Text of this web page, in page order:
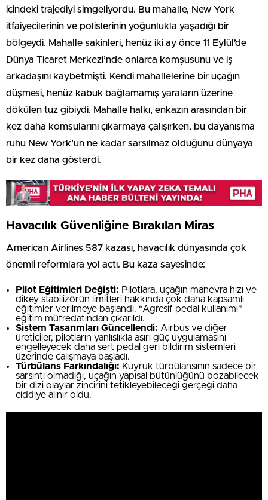
içindeki trajediyi simgeliyordu. Bu mahalle, New York
itfaiyecilerinin ve polislerinin yoğunlukla yaşadığı bir
bölgeydi. Mahalle sakinleri, henüz iki ay önce 11 Eylül’de
Dünya Ticaret Merkezi’nde onlarca komşusunu ve iş
arkadaşını kaybetmişti. Kendi mahallelerine bir uçağın
düşmesi, henüz kabuk bağlamamış yaraların üzerine
dökülen tuz gibiydi. Mahalle halkı, enkazın arasından bir
kez daha komşularını çıkarmaya çalışırken, bu dayanışma
ruhu New York’un ne kadar sarsılmaz olduğunu dünyaya
bir kez daha gösterdi.
Havacılık Güvenliğine Bırakılan Miras
American Airlines 587 kazası, havacılık dünyasında çok
önemli reformlara yol açtı. Bu kaza sayesinde:
Pilot Eğitimleri Değişti: Pilotlara, uçağın manevra hızı ve
dikey stabilizörün limitleri hakkında çok daha kapsamlı
eğitimler verilmeye başlandı. “Agresif pedal kullanımı”
eğitim müfredatından çıkarıldı.
Sistem Tasarımları Güncellendi: Airbus ve diğer
üreticiler, pilotların yanlışlıkla aşırı güç uygulamasını
engelleyecek daha sert pedal geri bildirim sistemleri
üzerinde çalışmaya başladı.
Türbülans Farkındalığı: Kuyruk türbülansının sadece bir
sarsıntı olmadığı, uçağın yapısal bütünlüğünü bozabilecek
bir dizi olaylar zincirini tetikleyebileceği gerçeği daha
ciddiye alınır oldu.